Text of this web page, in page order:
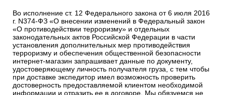
Во исполнение ст. 12 Федерального закона от 6 июля 2016
г. N374-ФЗ «О внесении изменений в Федеральный закон
«О противодействии терроризму» и отдельных
законодательных актов Российской Федерации в части
установления дополнительных мер противодействия
терроризму и обеспечения общественной безопасности
интернет-магазин запрашивает данные по документу,
удостоверяющему личность получателя груза, с тем чтобы
при доставке экспедитор имел возможность проверить
достоверность предоставляемой клиентом необходимой
информации и отразить ее в договоре. Мы обязуемся не